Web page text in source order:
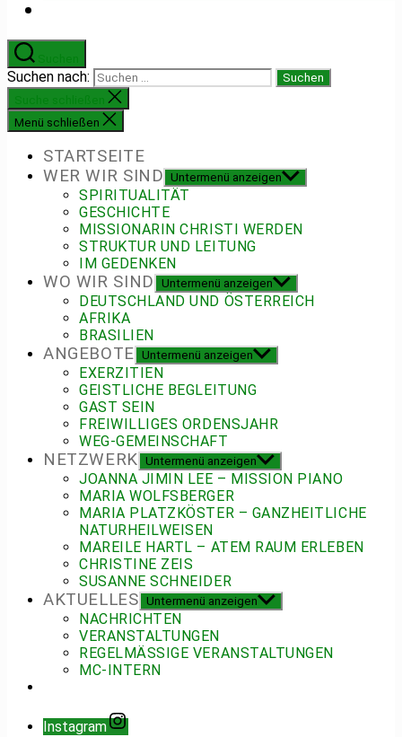
Suchen nach:
Menü schließen
STARTSEITE
WER WIR SIND
Untermenü anzeigen
SPIRITUALITÄT
GESCHICHTE
MISSIONARIN CHRISTI WERDEN
STRUKTUR UND LEITUNG
IM GEDENKEN
WO WIR SIND Untermenü anzeigen
DEUTSCHLAND UND ÖSTERREICH
AFRIKA
BRASILIEN
ANGEBOTE Untermenü anzeigen
EXERZITIEN
GEISTLICHE BEGLEITUNG
GAST SEIN
FREIWILLIGES ORDENSJAHR
WEG-GEMEINSCHAFT
NETZWERK Untermenü anzeigen
JOANNA JIMIN LEE – MISSION PIANO
MARIA WOLFSBERGER
MARIA PLATZKÖSTER – GANZHEITLICHE
NATURHEILWEISEN
MAREILE HARTL – ATEM RAUM ERLEBEN
CHRISTINE ZEIS
SUSANNE SCHNEIDER
AKTUELLES Untermenü anzeigen
NACHRICHTEN
VERANSTALTUNGEN
REGELMÄSSIGE VERANSTALTUNGEN
MC-INTERN
Instagram